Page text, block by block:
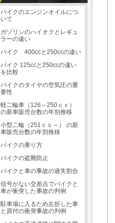
バイクのエンジンオイルにつ
いて
ガゾリンのハイオクとレギュ
ラーの違い
バイク 400ccと250ccの違い
バイク 125ccと250ccの違い
を比較
バイクのタイヤの空気圧の重
要性
軽二輪車（126～250ｃｃ）
の新車販売台数の年別推移
小型二輪（251ｃｃ～） の新
車販売台数の年別推移
バイクの乗り方
バイクの盗難防止
バイクと車の事故の過失割合
信号がない交差点でバイクと
車が衝突した事故の判例
駐車場に入るため左折した車
と原付の衝突事故の判例